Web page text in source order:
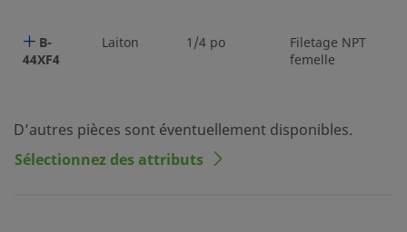
B-
44XF4
Laiton 1/4 po
Filetage NPT
femelle
D’autres pièces sont éventuellement disponibles.
Sélectionnez des attributs